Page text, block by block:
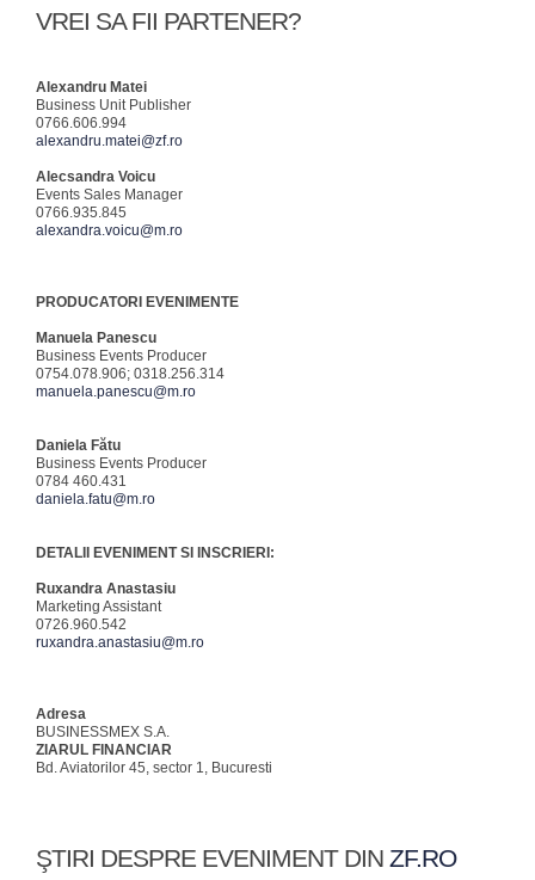
VREI SA FII PARTENER?
Alexandru Matei
Business Unit Publisher
0766.606.994
alexandru.matei@zf.ro
Alecsandra Voicu
Events Sales Manager
0766.935.845
alexandra.voicu@m.ro
PRODUCATORI EVENIMENTE
Manuela Panescu
Business Events Producer
0754.078.906; 0318.256.314
manuela.panescu@m.ro
Daniela Fătu
Business Events Producer
0784 460.431
daniela.fatu@m.ro
DETALII EVENIMENT SI INSCRIERI:
Ruxandra Anastasiu
Marketing Assistant
0726.960.542
ruxandra.anastasiu@m.ro
Adresa
BUSINESSMEX S.A.
ZIARUL FINANCIAR
Bd. Aviatorilor 45, sector 1, Bucuresti
ŞTIRI DESPRE EVENIMENT DIN ZF.RO